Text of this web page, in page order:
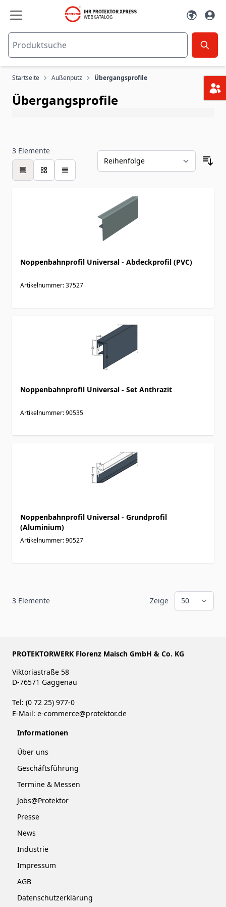
Zum Inhalt springen
Startseite Außenputz Übergangsprofile
Übergangsprofile
3 Elemente
Tabelle
Noppenbahnprofil Universal - Abdeckprofil (PVC)
Artikelnummer: 37527
Noppenbahnprofil Universal - Set Anthrazit
Artikelnummer: 90535
Noppenbahnprofil Universal - Grundprofil
(Aluminium)
Artikelnummer: 90527
3 Elemente Zeige
PROTEKTORWERK Florenz Maisch GmbH & Co. KG
Viktoriastraße 58
D-76571 Gaggenau
Tel: (0 72 25) 977-0
E-Mail: e-commerce@protektor.de
Informationen
Über uns
Geschäftsführung
Termine & Messen
Jobs@Protektor
Presse
News
Industrie
Impressum
AGB
Datenschutzerklärung